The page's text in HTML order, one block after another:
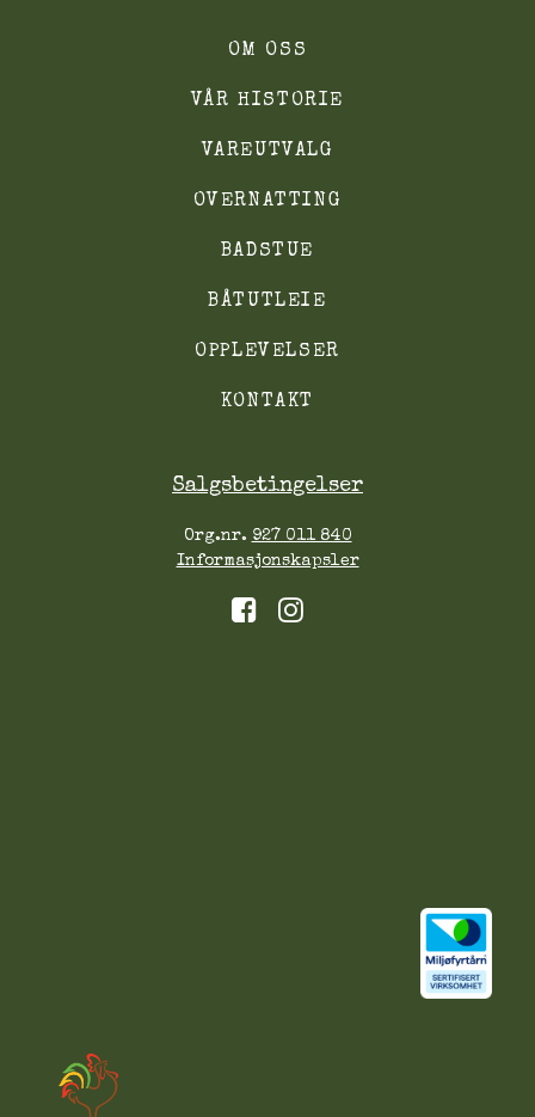
OM OSS
VÅR HISTORIE
VAREUTVALG
OVERNATTING
BADSTUE
BÅTUTLEIE
OPPLEVELSER
KONTAKT
Salgsbetingelser
Org.nr. 927 011 840
Informasjonskapsler